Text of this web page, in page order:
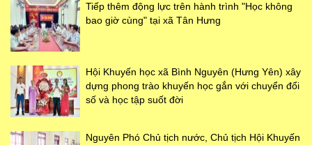
Tiếp thêm động lực trên hành trình "Học không
bao giờ cùng" tại xã Tân Hưng
Hội Khuyến học xã Bình Nguyên (Hưng Yên) xây
dựng phong trào khuyến học gắn với chuyển đổi
số và học tập suốt đời
Nguyên Phó Chủ tịch nước, Chủ tịch Hội Khuyến